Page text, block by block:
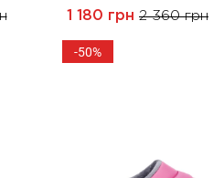
1 180 грн 2 360 грн
-50%